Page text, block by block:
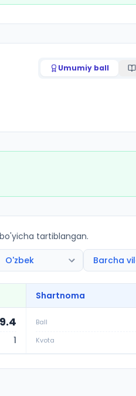
Umumiy ball
tartiblangan.
Shartnoma
1
Ball
Kvota